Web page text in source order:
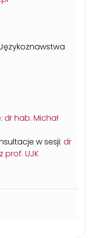
dr hab. Michał
w sesji: dr
prof. UJK